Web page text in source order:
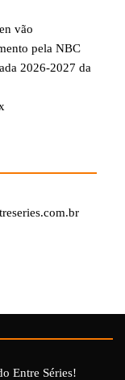
vão
pela NBC
2026-2027 da
Entre Séries!